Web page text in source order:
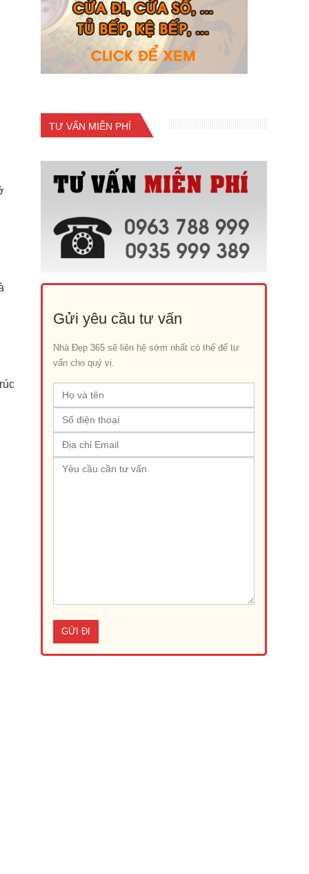
TƯ VẤN MIỄN PHÍ
Gửi yêu cầu tư vấn
Nhà Đẹp 365 sẽ liên hệ sớm nhất có thể để tư
vấn cho quý vị.